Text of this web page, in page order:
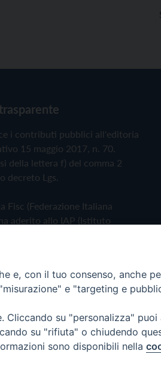
i contributi pubblici all'editoria
15 maggio 2017, n. 70.
della lettera f) del comma 2
decreto Lgs.
Fisc (Federazione Italiana
aderito allo IAP (Istituto
Policy
e, con il tuo consenso, anche
e "targeting e
su "personalizza"
su "rifiuta" o chiudendo
sono disponibili nella